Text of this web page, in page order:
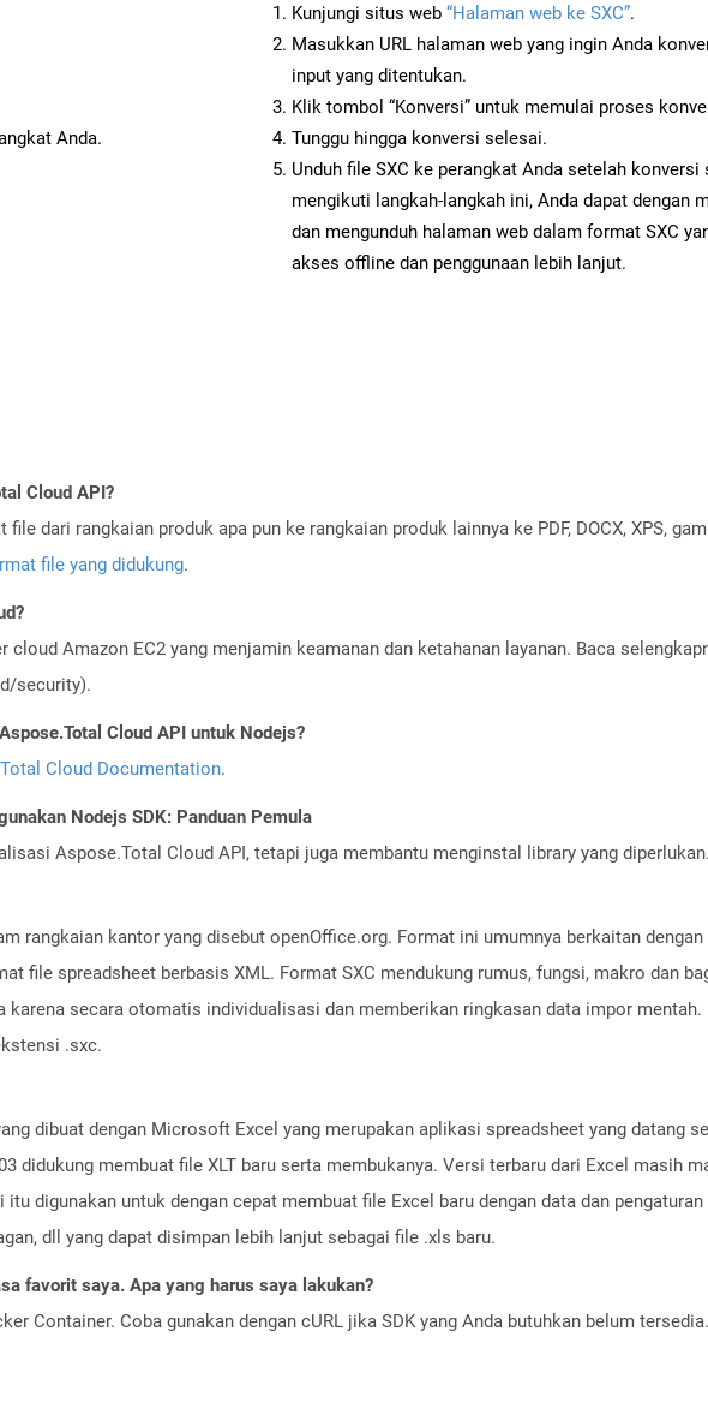
Anda.
Kunjungi situs web “Halaman web ke SXC”.
Masukkan URL halaman web yang ingin Anda
input yang ditentukan.
Klik tombol “Konversi” untuk memulai proses
Tunggu hingga konversi selesai.
Unduh file SXC ke perangkat Anda setelah konversi
mengikuti langkah-langkah ini, Anda dapat dengan
dan mengunduh halaman web dalam format SXC
akses offline dan penggunaan lebih lanjut.
Cloud API?
dari rangkaian produk apa pun ke rangkaian produk lainnya ke PDF, DOCX, XPS,
file yang didukung.
Amazon EC2 yang menjamin keamanan dan ketahanan layanan. Baca
security).
Cloud API untuk Nodejs?
Cloud Documentation.
Nodejs SDK: Panduan Pemula
Aspose.Total Cloud API, tetapi juga membantu menginstal library yang diperlukan.
rangkaian kantor yang disebut openOffice.org. Format ini umumnya berkaitan dengan
file spreadsheet berbasis XML. Format SXC mendukung rumus, fungsi, makro dan
karena secara otomatis individualisasi dan memberikan ringkasan data impor mentah.
.sxc.
dibuat dengan Microsoft Excel yang merupakan aplikasi spreadsheet yang datang
didukung membuat file XLT baru serta membukanya. Versi terbaru dari Excel masih
digunakan untuk dengan cepat membuat file Excel baru dengan data dan
dll yang dapat disimpan lebih lanjut sebagai file .xls baru.
favorit saya. Apa yang harus saya lakukan?
Container. Coba gunakan dengan cURL jika SDK yang Anda butuhkan belum tersedia.